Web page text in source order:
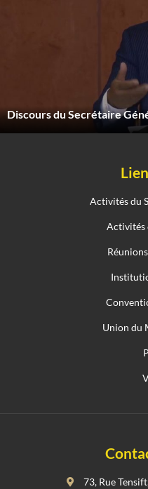
Discours du Secrétaire
Activités du
Activités
Union du
73, Rue